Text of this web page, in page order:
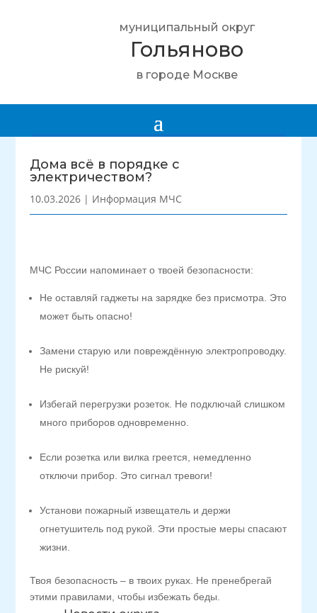
муниципальный округ
Гольяново
в городе Москве
Дома всё в порядке с
электричеством?
10.03.2026 | Информация МЧС
МЧС России напоминает о твоей безопасности:
Не оставляй гаджеты на зарядке без присмотра. Это
может быть опасно!
Замени старую или повреждённую электропроводку.
Не рискуй!
Избегай перегрузки розеток. Не подключай слишком
много приборов одновременно.
Если розетка или вилка греется, немедленно
отключи прибор. Это сигнал тревоги!
Установи пожарный извещатель и держи
огнетушитель под рукой. Эти простые меры спасают
жизни.
Твоя безопасность – в твоих руках. Не пренебрегай
этими правилами, чтобы избежать беды.